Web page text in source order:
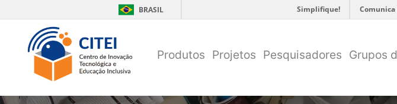
BRASIL Simplifique! Comunica
Produtos Projetos Pesquisadores Grupos